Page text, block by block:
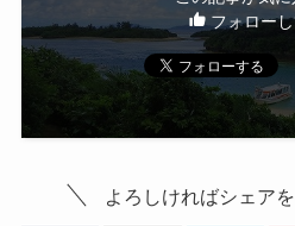
フォロー
よろしければシェア